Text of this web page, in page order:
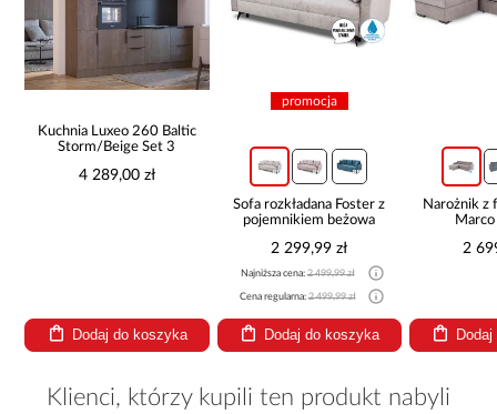
Kuchnia Luxeo 260 Baltic
Storm/Beige Set 3
4 289,00 zł
Dodaj do koszyka
promocja
Sofa rozkładana Foster z
pojemnikiem beżowa
2 299,99 zł
Najniższa cena:2 499,99 zł
Cena regularna:2 499,99 zł
Dodaj do koszyka
Narożnik z
2
Klienci, którzy kupili ten produkt nabyli